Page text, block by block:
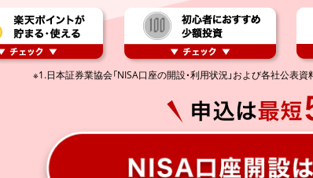
※1.日本証券業協会「NISA口座の開設・利用状況」および各社公表